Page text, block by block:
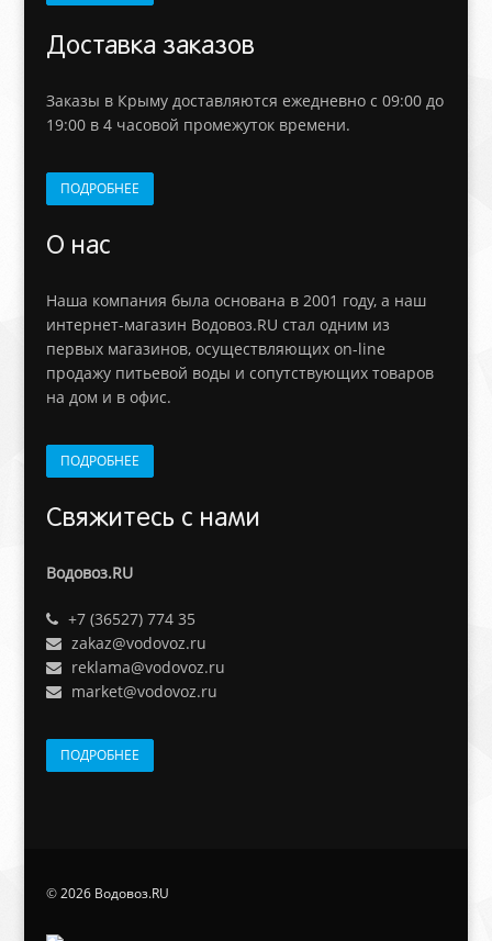
Доставка заказов
Заказы в Крыму доставляются ежедневно с 09:00 до
19:00 в 4 часовой промежуток времени.
ПОДРОБНЕЕ
О нас
Наша компания была основана в 2001 году, а наш
интернет-магазин Водовоз.RU стал одним из
первых магазинов, осуществляющих on-line
продажу питьевой воды и сопутствующих товаров
на дом и в офис.
ПОДРОБНЕЕ
Свяжитесь с нами
Водовоз.RU
+7 (36527) 774 35
zakaz@vodovoz.ru
reklama@vodovoz.ru
market@vodovoz.ru
ПОДРОБНЕЕ
© 2026 Водовоз.RU